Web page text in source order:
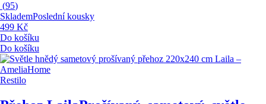
(95)
SklademPoslední kousky
499 Kč
Do košíku
Do košíku
Restilo